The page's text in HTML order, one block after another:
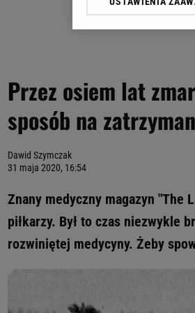
Przez osiem lat
sposób na
Dawid Szymczak
31 maja 2020, 16:54
Znany medyczny magazyn "The
piłkarzy. Był to czas niezwykle
rozwiniętej medycyny. Żeby
Klikając „Akceptuję”
Zaufanych Partnerów i
My, nasi Zaufani
Użycie dokładnych
Przechowywanie